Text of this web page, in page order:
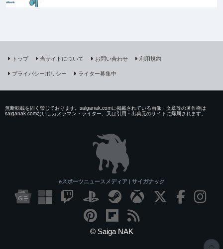
トップ 当サイトについて お問い合わせ
利用規約
プライバシーポリシー
ライター募集中
無断転載を固く禁じております。saiganak.comに掲載されている画像・文章等の著作権は
saiganak.comないしカメラマン・ライター、又は引用・出典元のサイトに帰属されます。
eスポーツニュースメディア | サイガナック
© Saiga NAK